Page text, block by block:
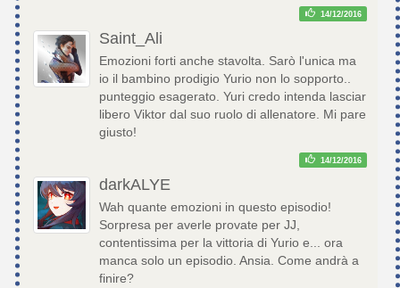
14/12/2016
Saint_Ali
Emozioni forti anche stavolta. Sarò l'unica ma
io il bambino prodigio Yurio non lo sopporto..
punteggio esagerato. Yuri credo intenda lasciar
libero Viktor dal suo ruolo di allenatore. Mi pare
giusto!
14/12/2016
darkALYE
Wah quante emozioni in questo episodio!
Sorpresa per averle provate per JJ,
contentissima per la vittoria di Yurio e... ora
manca solo un episodio. Ansia. Come andrà a
finire?